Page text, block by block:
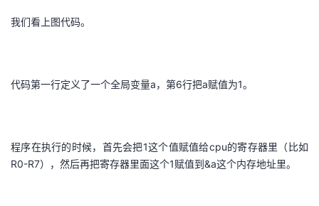
我们看上图代码。
代码第一行定义了一个全局变量a，第6行把a赋值为1。
程序在执行的时候，首先会把1这个值赋值给cpu的寄存器里（比如
R0-R7），然后再把寄存器里面这个1赋值到&a这个内存地址里。